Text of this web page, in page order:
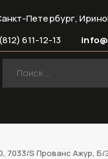
Петербург,
611-12-13
7033/S Прованс Ажур, Б/